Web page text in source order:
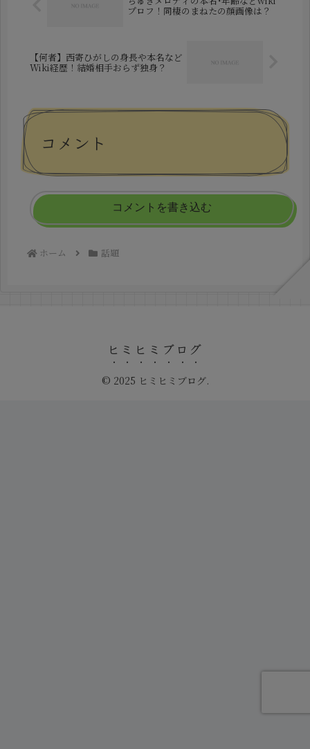
プロフ！同棲のまねたの顔画像は？
【何者】西寄ひがしの身長や本名など
Wiki経歴！結婚相手おらず独身？
コメント
コメントを書き込む
ホーム 話題
ヒミヒミブログ
© 2025 ヒミヒミブログ.